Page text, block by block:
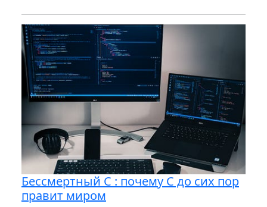
Бессмертный C : почему C до сих пор
правит миром